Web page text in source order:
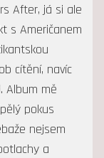
After, já si ale
s Američanem
cítění, navíc
Album mě
pokus
nejsem
a